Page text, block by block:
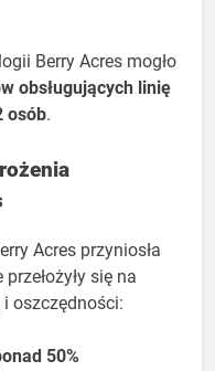
Berry Acres mogło
obsługujących linię
osób.
Acres przyniosła
przełożyły się na
oszczędności:
50%